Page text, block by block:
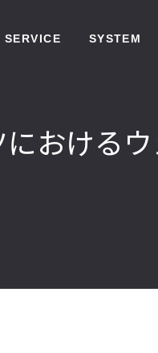
SERVICE SYSTEM
おける